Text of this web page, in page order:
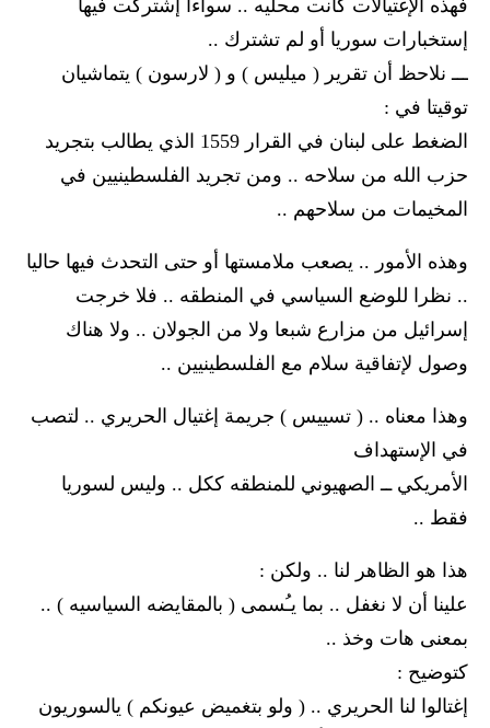
فهذه الإغتيالات كانت محليه .. سواءا إشتركت فيها
إستخبارات سوريا أو لم تشترك ..
ـــ نلاحظ أن تقرير ( ميليس ) و ( لارسون ) يتماشيان
توقيتا في :
الضغط على لبنان في القرار 1559 الذي يطالب بتجريد
حزب الله من سلاحه .. ومن تجريد الفلسطينيين في
المخيمات من سلاحهم ..
وهذه الأمور .. يصعب ملامستها أو حتى التحدث فيها حاليا
.. نظرا للوضع السياسي في المنطقه .. فلا خرجت
إسرائيل من مزارع شبعا ولا من الجولان .. ولا هناك
وصول لإتفاقية سلام مع الفلسطينيين ..
وهذا معناه .. ( تسييس ) جريمة إغتيال الحريري .. لتصب
في الإستهداف
الأمريكي ــ الصهيوني للمنطقه ككل .. وليس لسوريا
فقط ..
هذا هو الظاهر لنا .. ولكن :
علينا أن لا نغفل .. بما يـُسمى ( بالمقايضه السياسيه ) ..
بمعنى هات وخذ ..
كتوضيح :
إغتالوا لنا الحريري .. ( ولو بتغميض عيونكم ) يالسوريون